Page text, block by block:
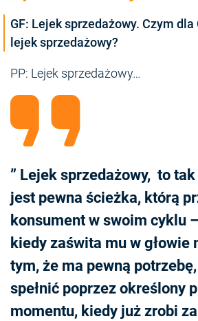
GF: Lejek sprzedażowy. Czym
lejek sprzedażowy?
PP: Lejek sprzedażowy…
” Lejek sprzedażowy, to
jest pewna ścieżka, którą
konsument w swoim cyklu
kiedy zaświta mu w głowie
tym, że ma pewną
spełnić poprzez określony
momentu, kiedy już zrobi